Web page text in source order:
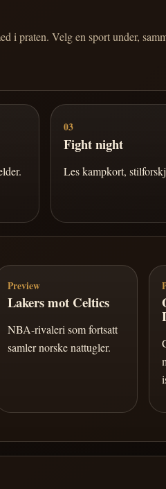
i praten. Velg en sport under,
03
Fight night
Les kampkort,
Preview
Lakers mot Celtics
NBA-rivaleri som fortsatt
samler norske nattugler.